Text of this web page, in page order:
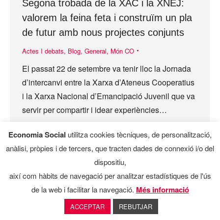
Segona trobada de la XAC i la XNEJ:
valorem la feina feta i construïm un pla
de futur amb nous projectes conjunts
Actes I debats, Blog, General, Món CO
El passat 22 de setembre va tenir lloc la Jornada
d’intercanvi entre la Xarxa d’Ateneus Cooperatius
i la Xarxa Nacional d’Emancipació Juvenil que va
servir per compartir i idear experiències…
Economia Social utilitza cookies tècniques, de personalització,
anàlisi, pròpies i de tercers, que tracten dades de connexió i/o del
dispositiu,
així com hàbits de navegació per analitzar estadístiques de l'ús
de la web i facilitar la navegació. Més informació
ACCEPTAR REBUTJAR